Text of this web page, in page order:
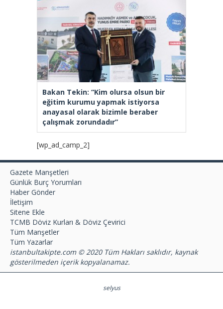
eğitim kurumu yapmak istiyorsa
anayasal olarak bizimle beraber
çalışmak zorundadır”
Günlük Burç Yorumları
Haber Gönder
İletişim
Sitene Ekle
TCMB Döviz Kurları & Döviz Çevirici
Tüm Manşetler
Tüm Yazarlar
istanbultakipte.com © 2020 Tüm Hakları saklıdır, kaynak
gösterilmeden içerik kopyalanamaz.